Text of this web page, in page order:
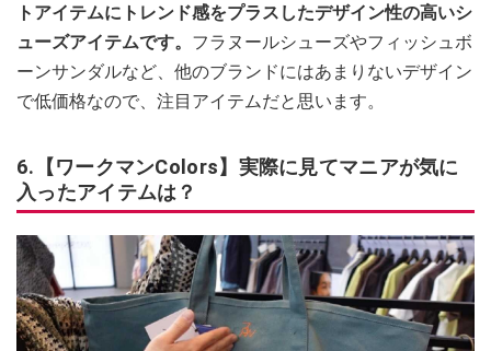
トアイテムにトレンド感をプラスしたデザイン性の高いシ
ューズアイテムです。 フラヌールシューズやフィッシュボ
ーンサンダルなど、他のブランドにはあまりないデザイン
で低価格なので、注目アイテムだと思います。
6.【ワークマンColors】実際に見てマニアが気に
入ったアイテムは？